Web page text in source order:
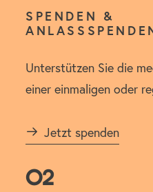
SPENDEN &
Unterstützen Sie die
einer einmaligen oder
Jetzt spenden
02